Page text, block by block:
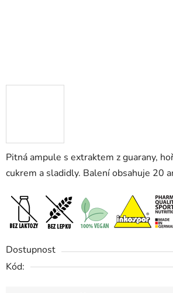
Pitná ampule s extraktem z guarany,
cukrem a sladidly. Balení obsahuje 20
Dostupnost
Kód: